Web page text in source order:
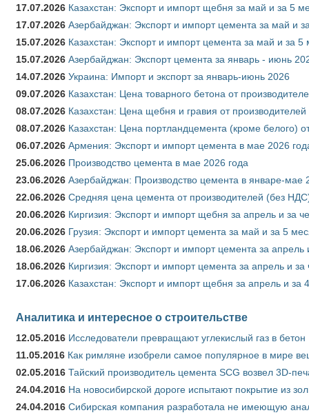
17.07.2026 Казахстан: Экспорт и импорт щебня за май и за 5
17.07.2026 Азербайджан: Экспорт и импорт цемента за май и
15.07.2026 Казахстан: Экспорт и импорт цемента за май и за
15.07.2026 Азербайджан: Экспорт цемента за январь - июнь
14.07.2026 Украина: Импорт и экспорт за январь-июнь 2026
09.07.2026 Казахстан: Цена товарного бетона от
08.07.2026 Казахстан: Цена щебня и гравия от
08.07.2026 Казахстан: Цена портландцемента (кроме белого)
06.07.2026 Армения: Экспорт и импорт цемента в мае 2026
25.06.2026 Производство цемента в мае 2026 года
23.06.2026 Азербайджан: Производство цемента в январе-мае
22.06.2026 Средняя цена цемента от производителей (без
20.06.2026 Киргизия: Экспорт и импорт щебня за апрель и за
20.06.2026 Грузия: Экспорт и импорт цемента за май и за 5
18.06.2026 Азербайджан: Экспорт и импорт цемента за
18.06.2026 Киргизия: Экспорт и импорт цемента за апрель и
17.06.2026 Казахстан: Экспорт и импорт щебня за апрель и за
Аналитика и интересное о строительстве
12.05.2016 Исследователи превращают углекислый газ в бетон
11.05.2016 Как римляне изобрели самое популярное в мире
02.05.2016 Тайский производитель цемента SCG возвел 3D-
24.04.2016 На новосибирской дороге испытают покрытие из
24.04.2016 Сибирская компания разработала не имеющую